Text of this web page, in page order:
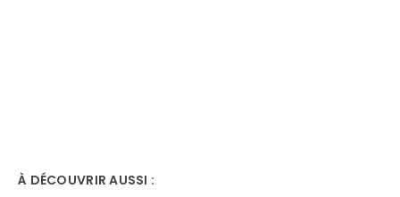
À DÉCOUVRIR AUSSI :